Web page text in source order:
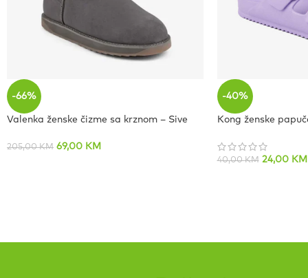
-66%
Valenka ženske čizme sa krznom – Sive
205,00KM 69,00 KM
-40%
Kong ženske
40,00KM 24,00 KM